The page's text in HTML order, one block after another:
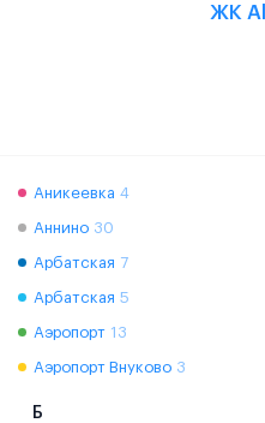
ЖК
Аникеевка 4
Аннино 30
Арбатская 7
Арбатская 5
Аэропорт 13
Аэропорт Внуково 3
Б